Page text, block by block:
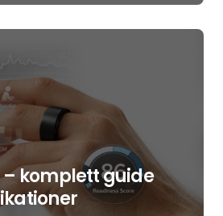
– komplett guide